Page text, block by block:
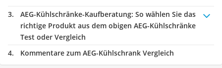
AEG-Kühlschränke-Kaufberatung: So wählen Sie das
richtige Produkt aus dem obigen AEG-Kühlschränke
Test oder Vergleich
Kommentare zum AEG-Kühlschrank Vergleich